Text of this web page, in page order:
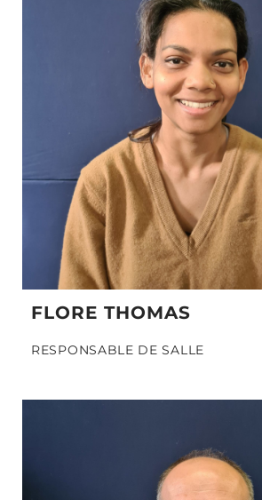
FLORE THOMAS
RESPONSABLE DE SALLE